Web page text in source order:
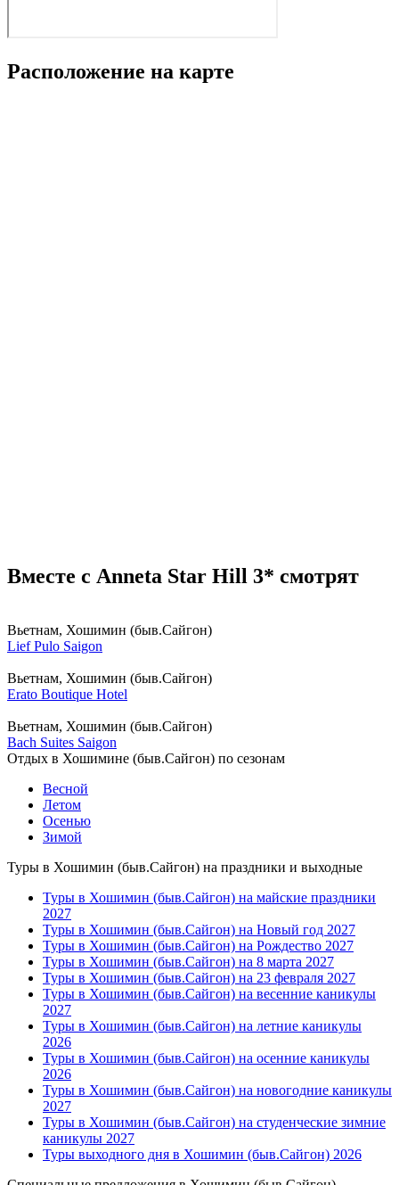
Расположение на карте
Вместе с Anneta Star Hill 3* смотрят
Вьетнам, Хошимин (быв.Сайгон)
Lief Pulo Saigon
Вьетнам, Хошимин (быв.Сайгон)
Erato Boutique Hotel
Вьетнам, Хошимин (быв.Сайгон)
Bach Suites Saigon
Отдых в Хошимине (быв.Сайгон) по сезонам
Весной
Летом
Осенью
Зимой
Туры в Хошимин (быв.Сайгон) на праздники и выходные
Туры в Хошимин (быв.Сайгон) на майские праздники
2027
Туры в Хошимин (быв.Сайгон) на Новый год 2027
Туры в Хошимин (быв.Сайгон) на Рождество 2027
Туры в Хошимин (быв.Сайгон) на 8 марта 2027
Туры в Хошимин (быв.Сайгон) на 23 февраля 2027
Туры в Хошимин (быв.Сайгон) на весенние каникулы
2027
Туры в Хошимин (быв.Сайгон) на летние каникулы
2026
Туры в Хошимин (быв.Сайгон) на осенние каникулы
2026
Туры в Хошимин (быв.Сайгон) на новогодние каникулы
2027
Туры в Хошимин (быв.Сайгон) на студенческие зимние
каникулы 2027
Туры выходного дня в Хошимин (быв.Сайгон) 2026